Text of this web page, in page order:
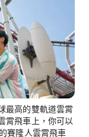
最高的雙軌道雲霄
霄飛車上，你可以
賽隆人雲霄飛車